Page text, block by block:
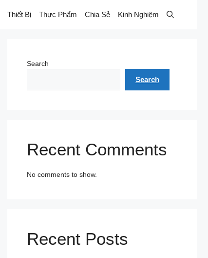
Thiết Bị Thực Phẩm Chia Sẻ Kinh Nghiệm
Search
Search
Recent Comments
No comments to show.
Recent Posts